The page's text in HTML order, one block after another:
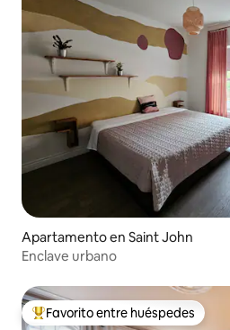
Apartamento en Saint John
Enclave urbano
Favorito entre huéspedes preferido
Favorito entre huéspedes